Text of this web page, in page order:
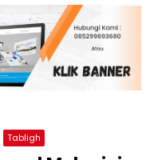
Tabligh